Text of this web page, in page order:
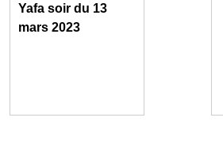
Yafa soir du 13
mars 2023